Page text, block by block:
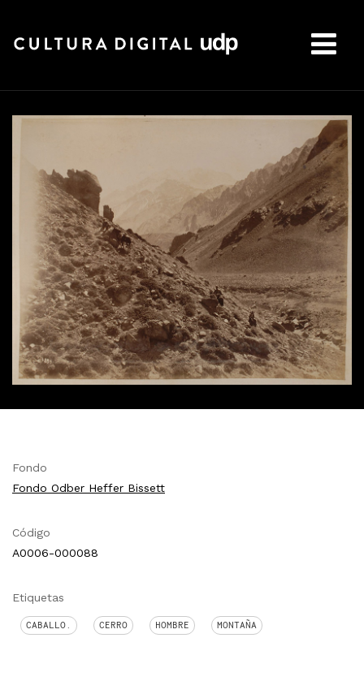
Fondo
Fondo Odber Heffer Bissett
Código
A0006-000088
Etiquetas
CABALLO. CERRO HOMBRE MONTAÑA